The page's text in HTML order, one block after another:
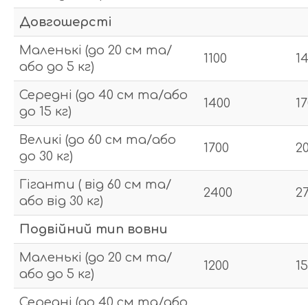
Довгошерсті
Маленькі (до 20 см та/
або до 5 кг)
1100
Середні (до 40 см та/або
до 15 кг)
1400
Великі (до 60 см та/або
до 30 кг)
1700
Гіганти ( від 60 см та/
або від 30 кг)
2400
Подвійний тип вовни
Маленькі (до 20 см та/
або до 5 кг)
1200
Середні (до 40 см та/або